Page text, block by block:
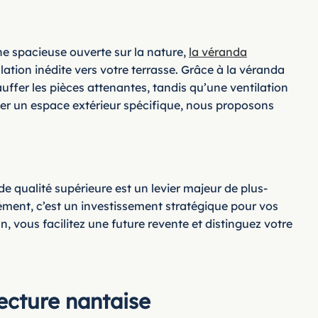
spacieuse ouverte sur la nature, la véranda
inédite vers votre terrasse. Grâce à la véranda
les pièces attenantes, tandis qu’une ventilation
un espace extérieur spécifique, nous proposons
qualité supérieure est un levier majeur de plus-
c’est un investissement stratégique pour vos
vous facilitez une future revente et distinguez votre
nantaise